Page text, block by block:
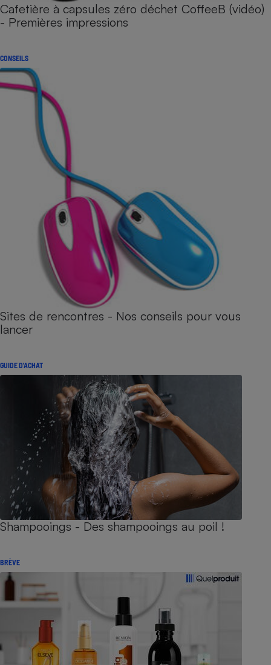
Cafetière à capsules zéro déchet CoffeeB (vidéo)
- Premières impressions
CONSEILS
Sites de rencontres - Nos conseils pour vous
lancer
GUIDE D'ACHAT
Shampooings - Des shampooings au poil !
BRÈVE